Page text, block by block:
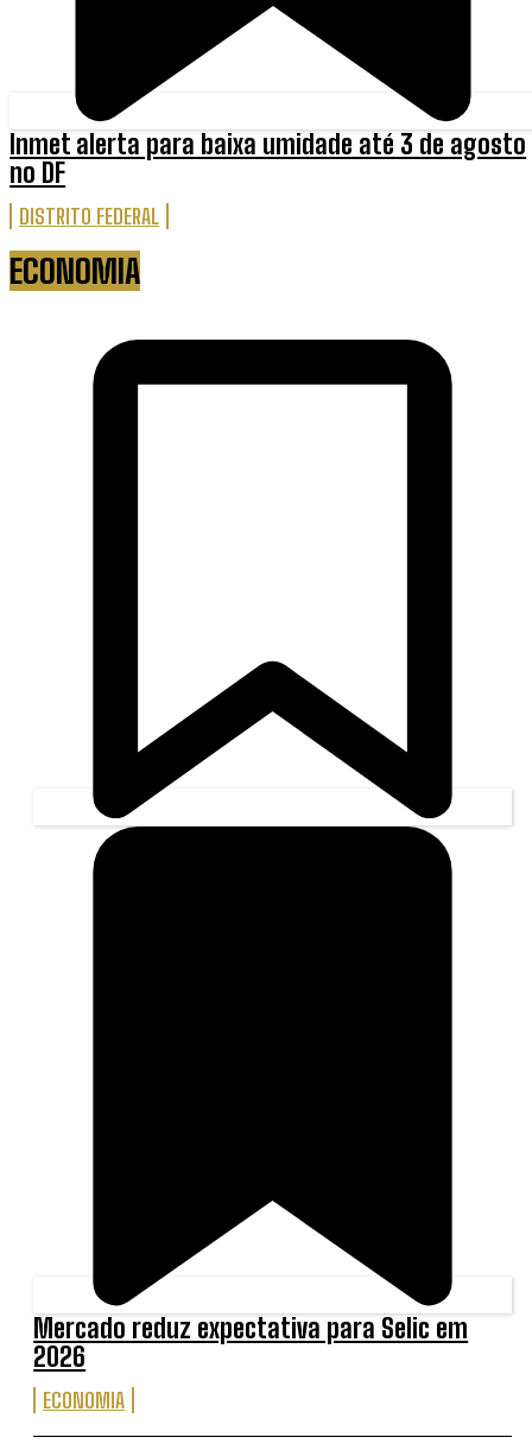
Inmet alerta para baixa umidade até 3 de agosto
no DF
DISTRITO FEDERAL
ECONOMIA
Mercado reduz expectativa para Selic em
2026
ECONOMIA